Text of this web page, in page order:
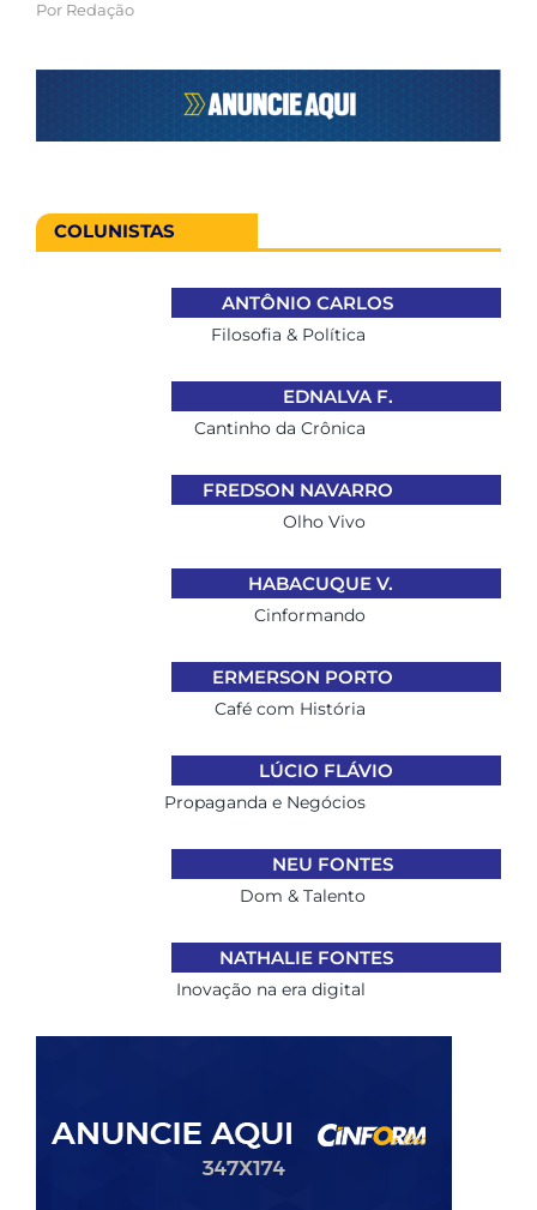
Por Redação
COLUNISTAS
ANTÔNIO CARLOS
Filosofia & Política
EDNALVA F.
Cantinho da Crônica
FREDSON NAVARRO
Olho Vivo
HABACUQUE V.
Cinformando
ERMERSON PORTO
Café com História
LÚCIO FLÁVIO
Propaganda e Negócios
NEU FONTES
Dom & Talento
NATHALIE FONTES
Inovação na era digital